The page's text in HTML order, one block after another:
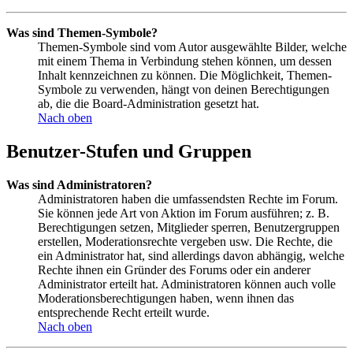
Was sind Themen-Symbole?
Themen-Symbole sind vom Autor ausgewählte Bilder, welche
mit einem Thema in Verbindung stehen können, um dessen
Inhalt kennzeichnen zu können. Die Möglichkeit, Themen-
Symbole zu verwenden, hängt von deinen Berechtigungen
ab, die die Board-Administration gesetzt hat.
Nach oben
Benutzer-Stufen und Gruppen
Was sind Administratoren?
Administratoren haben die umfassendsten Rechte im Forum.
Sie können jede Art von Aktion im Forum ausführen; z. B.
Berechtigungen setzen, Mitglieder sperren, Benutzergruppen
erstellen, Moderationsrechte vergeben usw. Die Rechte, die
ein Administrator hat, sind allerdings davon abhängig, welche
Rechte ihnen ein Gründer des Forums oder ein anderer
Administrator erteilt hat. Administratoren können auch volle
Moderationsberechtigungen haben, wenn ihnen das
entsprechende Recht erteilt wurde.
Nach oben